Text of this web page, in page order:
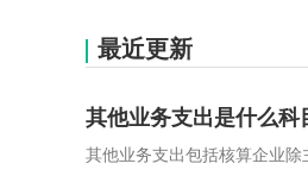
最近更新
其他业务支出是什么科
其他业务支出包括核算企业